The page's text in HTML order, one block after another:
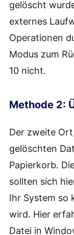
gelöscht
externes
Operationen
Modus zum
10 nicht.
Methode 2:
Der zweite
gelöschten
Papierkorb.
sollten sich
Ihr System so
wird. Hier
Datei in